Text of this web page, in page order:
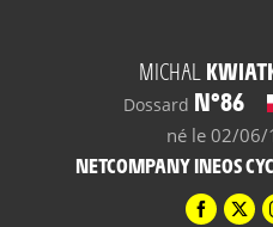
MICHAL
Dossard N°86
né le 02/06/
NETCOMPANY INEOS